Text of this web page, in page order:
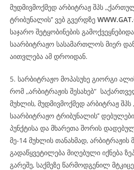
მუდმივმოქმედ არბიტრაჟ შპს
ტრიბუნალის’’ ვებ გვერდზე
საჯარო შეტყობინების
საარბიტრაჟო სასამართლოს მიერ
აითვლება ამ დროიდან.
5. სარბიტრაჟო მოპასუხე გიორგი
რომ ,,არბიტრაჟის შესახებ“
მუხლის, მუდმივმოქმედ არბიტრაჟ
საარბიტრაჟო ტრიბუნალის’’
პუნქტისა და მხარეთა შორის
მე-14 მუხლის თანახმად, არბიტრაჟის
გადაწყვეტილება მიღებული იქნება
გარეშე, საქმეზე წარმოდგენილ